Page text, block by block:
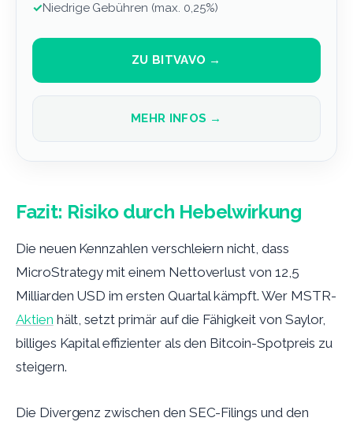
✓Niedrige Gebühren (max. 0,25%)
ZU BITVAVO →
MEHR INFOS →
Fazit: Risiko durch Hebelwirkung
Die neuen Kennzahlen verschleiern nicht, dass
MicroStrategy mit einem Nettoverlust von 12,5
Milliarden USD im ersten Quartal kämpft. Wer MSTR-
Aktien hält, setzt primär auf die Fähigkeit von Saylor,
billiges Kapital effizienter als den Bitcoin-Spotpreis zu
steigern.
Die Divergenz zwischen den SEC-Filings und den